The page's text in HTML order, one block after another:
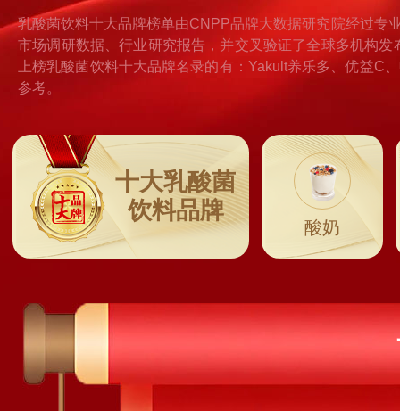
乳酸菌饮料十大品牌榜单由CNPP品牌大数据研究院经过专
市场调研数据、行业研究报告，并交叉验证了全球多机构
上榜乳酸菌饮料十大品牌名录的有：Yakult养乐多、优益
参考。
十大乳酸菌
饮料品牌
酸奶